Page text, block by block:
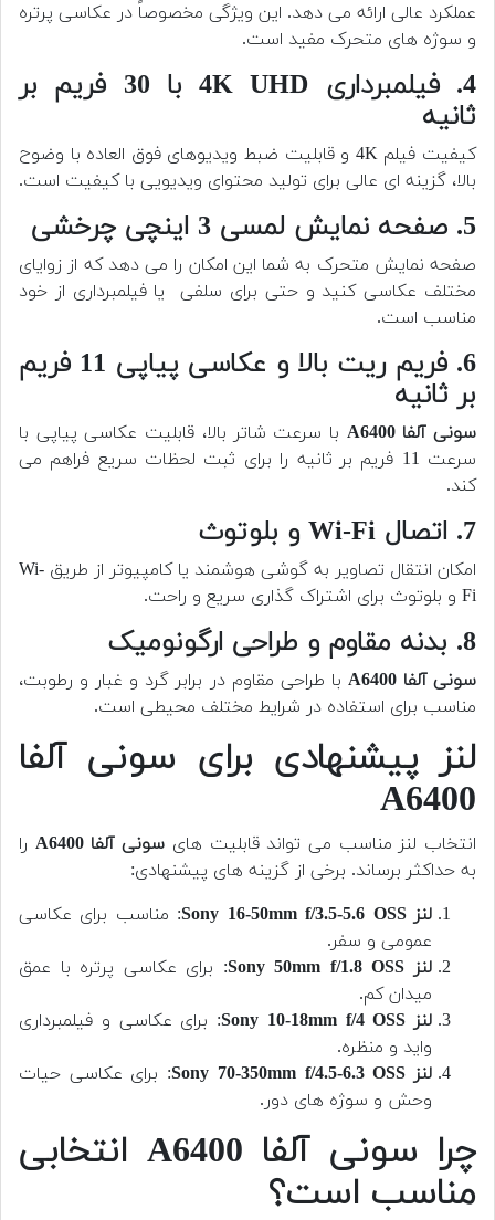
عملکرد عالی ارائه می دهد. این ویژگی مخصوصاً در عکاسی پرتره
و سوژه های متحرک مفید است.
4. فیلمبرداری 4K UHD با 30 فریم بر
ثانیه
کیفیت فیلم 4K و قابلیت ضبط ویدیوهای فوق العاده با وضوح
بالا، گزینه ای عالی برای تولید محتوای ویدیویی با کیفیت است.
5. صفحه نمایش لمسی 3 اینچی چرخشی
صفحه نمایش متحرک به شما این امکان را می دهد که از زوایای
مختلف عکاسی کنید و حتی برای سلفی یا فیلمبرداری از خود
مناسب است.
6. فریم ریت بالا و عکاسی پیاپی 11 فریم
بر ثانیه
سونی آلفا A6400
با سرعت شاتر بالا، قابلیت عکاسی پیاپی با
سرعت 11 فریم بر ثانیه را برای ثبت لحظات سریع فراهم می
کند.
7. اتصال Wi-Fi و بلوتوث
امکان انتقال تصاویر به گوشی هوشمند یا کامپیوتر از طریق Wi-
Fi و بلوتوث برای اشتراک گذاری سریع و راحت.
8. بدنه مقاوم و طراحی ارگونومیک
سونی آلفا A6400
با طراحی مقاوم در برابر گرد و غبار و رطوبت،
مناسب برای استفاده در شرایط مختلف محیطی است.
لنز پیشنهادی برای سونی آلفا
A6400
انتخاب لنز مناسب می تواند قابلیت های سونی آلفا A6400
را
به حداکثر برساند. برخی از گزینه های پیشنهادی:
لنز Sony 16-50mm f/3.5-5.6 OSS
: مناسب برای عکاسی
عمومی و سفر.
لنز Sony 50mm f/1.8 OSS
: برای عکاسی پرتره با عمق
میدان کم.
لنز Sony 10-18mm f/4 OSS
: برای عکاسی و فیلمبرداری
واید و منظره.
لنز Sony 70-350mm f/4.5-6.3 OSS
: برای عکاسی حیات
وحش و سوژه های دور.
چرا سونی آلفا A6400 انتخابی
مناسب است؟